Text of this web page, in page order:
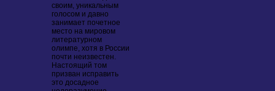
своим, уникальным
голосом и давно
занимает почетное
место на мировом
литературном
олимпе, хотя в России
почти неизвестен.
Настоящий том
призван исправить
это досадное